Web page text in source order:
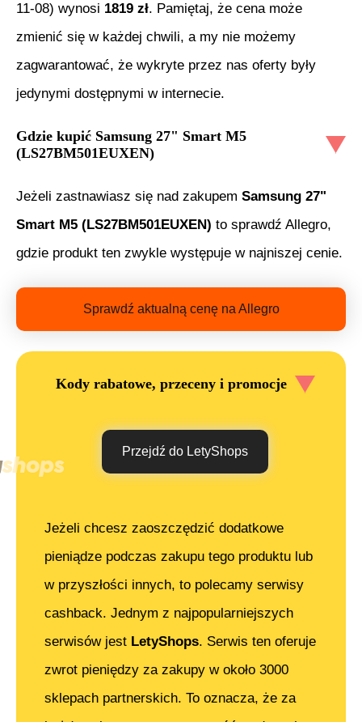
11-08) wynosi 1819 zł. Pamiętaj, że cena może
zmienić się w każdej chwili, a my nie możemy
zagwarantować, że wykryte przez nas oferty były
jedynymi dostępnymi w internecie.
Gdzie kupić Samsung 27" Smart M5
(LS27BM501EUXEN)
Jeżeli zastnawiasz się nad zakupem Samsung 27"
Smart M5 (LS27BM501EUXEN) to sprawdź Allegro,
gdzie produkt ten zwykle występuje w najniszej cenie.
Sprawdź aktualną cenę na Allegro
Kody rabatowe, przeceny i promocje
Przejdź do LetyShops
Jeżeli chcesz zaoszczędzić dodatkowe
pieniądze podczas zakupu tego produktu lub
w przyszłości innych, to polecamy serwisy
cashback. Jednym z najpopularniejszych
serwisów jest LetyShops. Serwis ten oferuje
zwrot pieniędzy za zakupy w około 3000
sklepach partnerskich. To oznacza, że za